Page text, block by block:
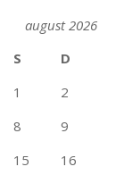
august 2026
S
D
1
2
8
9
15
16